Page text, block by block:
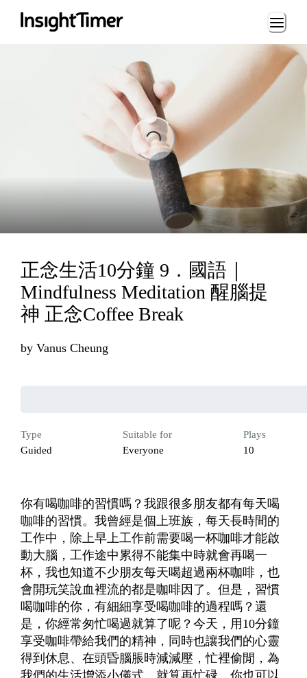
Loading...
正念生活10分鐘 9．國語｜
Mindfulness Meditation 醒腦提
神 正念Coffee Break
by Vanus Cheung
Type
Guided
Suitable for
Everyone
Plays
10
你有喝咖啡的習慣嗎？我跟很多朋友都有每天喝
咖啡的習慣。我曾經是個上班族，每天長時間的
工作中，除上早上工作前需要喝一杯咖啡才能啟
動大腦，工作途中累得不能集中時就會再喝一
杯，我也知道不少朋友每天喝超過兩杯咖啡，也
會開玩笑說血裡流的都是咖啡因了。但是，習慣
喝咖啡的你，有細細享受喝咖啡的過程嗎？還
是，你經常匆忙喝過就算了呢？今天，用10分鐘
享受咖啡帶給我們的精神，同時也讓我們的心靈
得到休息、在頭昏腦脹時減減壓，忙裡偷閒，為